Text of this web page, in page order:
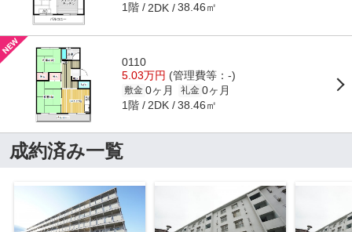
1階 2DK 38.46㎡
0110
5.03万円 (管理費等：-)
敷金 0ヶ月 礼金 0ヶ月
1階 2DK 38.46㎡
成約済み一覧